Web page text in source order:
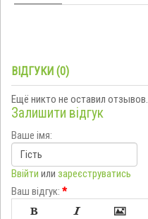
ВІДГУКИ (0)
Ещё никто не оставил отзывов.
Залишити відгук
Ваше імя:
Ввійти или зареєструватись
Ваш відгук: *

 